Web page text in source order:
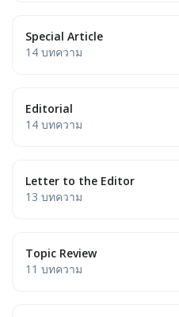
Special Article
14 บทความ
Editorial
14 บทความ
Letter to the Editor
13 บทความ
Topic Review
11 บทความ